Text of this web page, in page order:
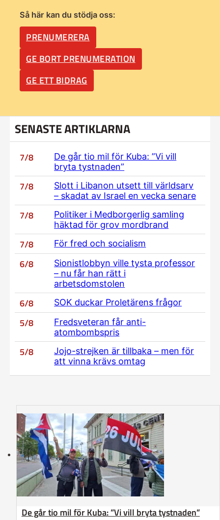
Så här kan du stödja oss:
PRENUMERERA
GE BORT PRENUMERATION
GE ETT BIDRAG
SENASTE ARTIKLARNA
7/8
De går tio mil för Kuba: ”Vi vill
bryta tystnaden”
7/8
Slott i Libanon utsett till världsarv
– skadat av Israel en vecka senare
7/8
Politiker i Medborgerlig samling
häktad för grov mordbrand
7/8 För fred och socialism
6/8
Sionistlobbyn ville tysta professor
– nu får han rätt i
arbetsdomstolen
6/8 SOK duckar Proletärens frågor
5/8
Fredsveteran får anti-
atombombspris
5/8
Jojo-strejken är tillbaka – men för
att vinna krävs omtag
De går tio mil för Kuba: ”Vi vill bryta tystnaden”